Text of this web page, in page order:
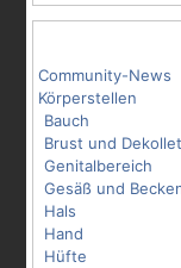
Community-News
Körperstellen
Bauch
Brust und
Genitalbereich
Gesäß und
Hals
Hand
Hüfte